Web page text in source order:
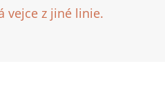
vejce z jiné linie.